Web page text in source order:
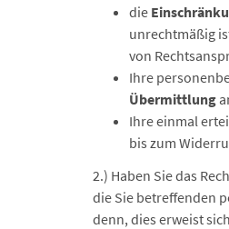
die
unrechtmäßig
von
Ihre
Übermittlung
Ihre einmal
bis zum
2.) Haben Sie das
die Sie betreffenden
denn, dies erweist